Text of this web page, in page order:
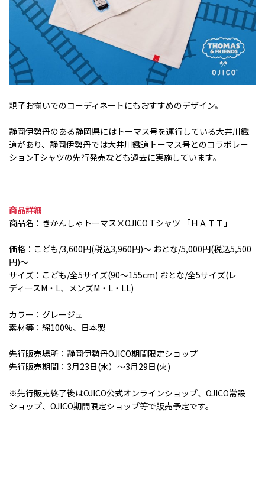
親子お揃いでのコーディネートにもおすすめのデザイン。
静岡伊勢丹のある静岡県にはトーマス号を運行している大井川鐵
道があり、静岡伊勢丹では大井川鐵道トーマス号とのコラボレー
ションTシャツの先行発売なども過去に実施しています。
商品詳細
商品名：きかんしゃトーマス×OJICO Tシャツ 「ＨＡＴＴ」
価格：こども/3,600円(税込3,960円)～ おとな/5,000円(税込5,500
円)～
サイズ：こども/全5サイズ(90～155cm) おとな/全5サイズ(レ
ディースM ・ L、メンズM ・ L ・ LL)
カラー：グレージュ
素材等：綿100%、日本製
先行販売場所：静岡伊勢丹OJICO期間限定ショップ
先行販売期間： 3月23日(水）～3月29日(火)
※先行販売終了後はOJICO公式オンラインショップ、 OJICO常設
ショップ、 OJICO期間限定ショップ等で販売予定です。